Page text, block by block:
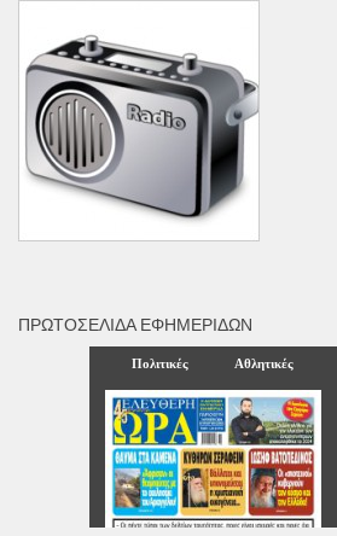
ΠΡΩΤΟΣΈΛΙΔΑ ΕΦΗΜΕΡΊΔΩΝ